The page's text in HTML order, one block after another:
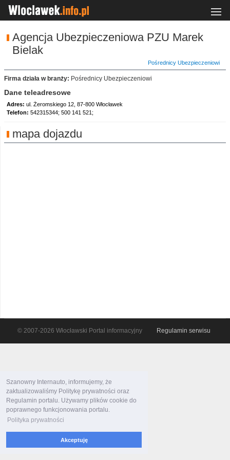
Szanowny Internauto, informujemy, że
zaktualizowaliśmy Politykę prywatności oraz
Regulamin portalu. Używamy plików cookie do
poprawnego funkcjonowania portalu.
Polityka prywatności
Akceptuję
Agencja Ubezpieczeniowa PZU Marek
Bielak
Pośrednicy Ubezpieczeniowi
Firma działa w branży: Pośrednicy Ubezpieczeniowi
Dane teleadresowe
Adres: ul. Żeromskiego 12, 87-800 Włocławek
Telefon: 542315344; 500 141 521;
mapa dojazdu
© 2007-2026 Włocławski Portal informacyjny Regulamin serwisu